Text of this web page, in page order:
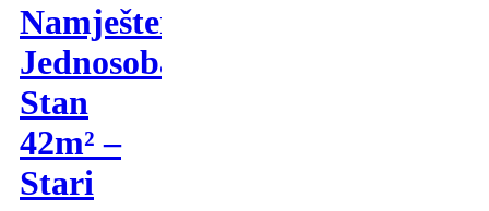
Namješten
Jednosoban
Stan
42m² –
Stari